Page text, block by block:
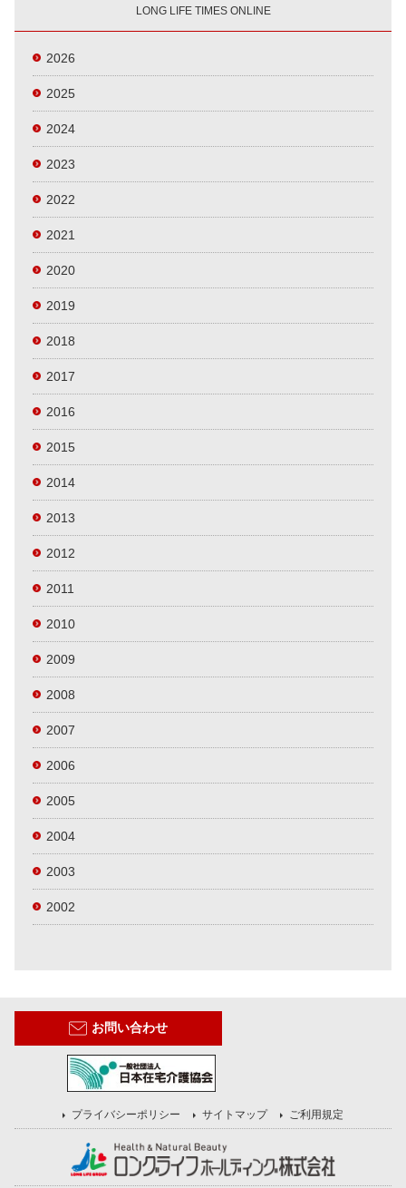
LONG LIFE TIMES ONLINE
2026
2025
2024
2023
2022
2021
2020
2019
2018
2017
2016
2015
2014
2013
2012
2011
2010
2009
2008
2007
2006
2005
2004
2003
2002
お問い合わせ
プライバシーポリシー サイトマップ ご利用規定